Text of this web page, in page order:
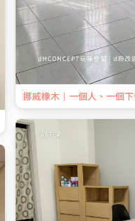
挪威橡木｜一個人、一個